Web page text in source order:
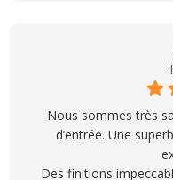
Nous sommes très
d’entrée. Une
Des finitions